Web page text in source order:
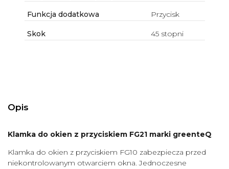
Funkcja dodatkowa Przycisk
Skok 45 stopni
Opis
Klamka do okien z przyciskiem FG21 marki greenteQ
Klamka do okien z przyciskiem FG10 zabezpiecza przed
niekontrolowanym otwarciem okna. Jednoczesne